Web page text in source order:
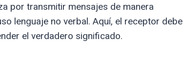
por transmitir mensajes de manera
lenguaje no verbal. Aquí, el receptor debe
el verdadero significado.